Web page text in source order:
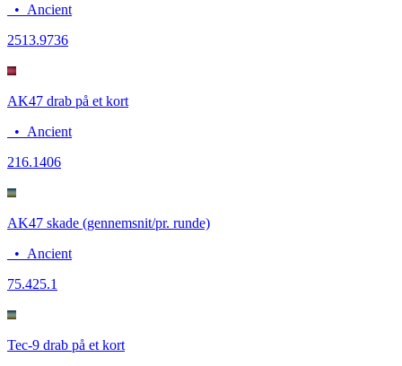
• Ancient
2513.9736
AK47 drab på et kort
• Ancient
216.1406
AK47 skade (gennemsnit/pr. runde)
• Ancient
75.425.1
Tec-9 drab på et kort